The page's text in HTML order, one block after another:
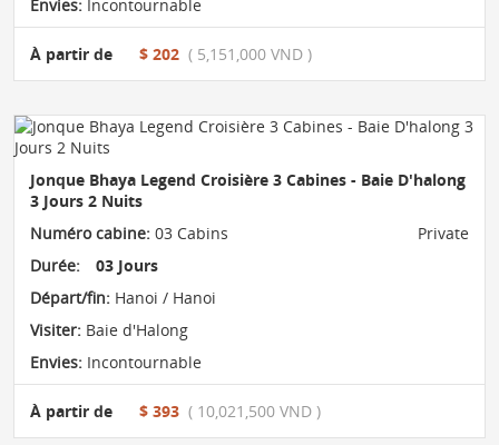
Envies: Incontournable
À partir de $ 202 ( 5,151,000 VND )
Jonque Bhaya Legend Croisière 3 Cabines - Baie D'halong
3 Jours 2 Nuits
Numéro cabine: 03 Cabins
Private
Durée:
03 Jours
Départ/fin: Hanoi / Hanoi
Visiter: Baie d'Halong
Envies: Incontournable
À partir de $ 393 ( 10,021,500 VND )